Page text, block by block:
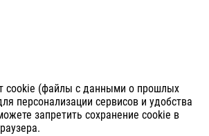
cookie (файлы с данными о прошлых
персонализации сервисов и удобства
запретить сохранение cookie в